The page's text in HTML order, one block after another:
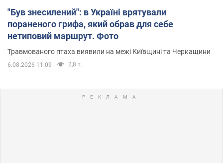
"Був знесилений": в Україні врятували
пораненого грифа, який обрав для себе
нетиповий маршрут. Фото
Травмованого птаха виявили на межі Київщині та Черкащини
6.08.2026 11:09 2,8 т.